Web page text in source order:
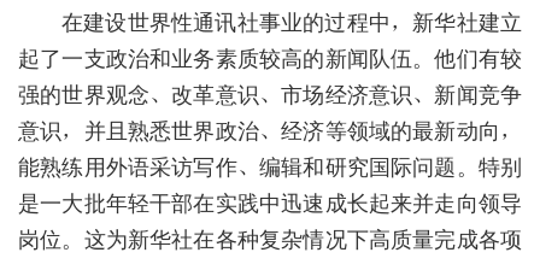
在建设世界性通讯社事业的过程中，新华社建立
起了一支政治和业务素质较高的新闻队伍。他们有较
强的世界观念、改革意识、市场经济意识、新闻竞争
意识，并且熟悉世界政治、经济等领域的最新动向，
能熟练用外语采访写作、编辑和研究国际问题。特别
是一大批年轻干部在实践中迅速成长起来并走向领导
岗位。这为新华社在各种复杂情况下高质量完成各项